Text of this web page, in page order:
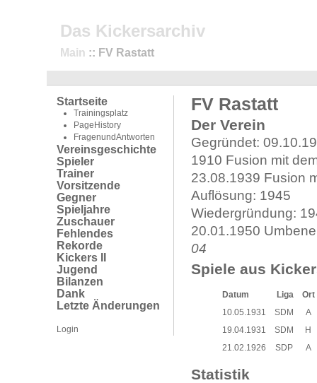
Das Kickersarchiv
Main :: FV Rastatt
Startseite
Trainingsplatz
PageHistory
FragenundAntworten
Vereinsgeschichte
Spieler
Trainer
Vorsitzende
Gegner
Spieljahre
Zuschauer
Fehlendes
Rekorde
Kickers II
Jugend
Bilanzen
Dank
Letzte Änderungen
Login
FV Rastatt
Der Verein
Gegründet:
1910 Fusion mit
23.08.1939 Fusion
Auflösung: 1945
Wiedergründung:
20.01.1950
04
Spiele aus
Datum Liga
Ort
10.05.1931
SDM
A
19.04.1931
SDM
H
21.02.1926
SDP A
Statistik